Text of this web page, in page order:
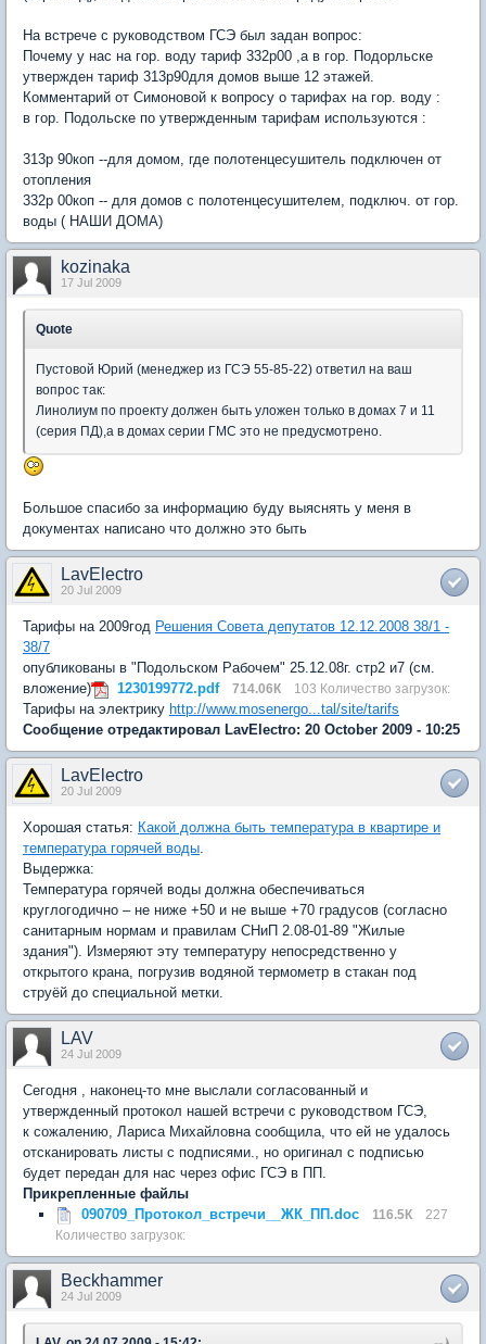
На встрече с руководством ГСЭ был задан вопрос:
Почему у нас на гор. воду тариф 332р00 ,а в гор. Подорльске
утвержден тариф 313р90для домов выше 12 этажей.
Комментарий от Симоновой к вопросу о тарифах на гор. воду :
в гор. Подольске по утвержденным тарифам используются :
313р 90коп --для домом, где полотенцесушитель подключен от
отопления
332р 00коп -- для домов с полотенцесушителем, подключ. от гор.
воды ( НАШИ ДОМА)
kozinaka
17 Jul 2009
Quote
Пустовой Юрий (менеджер из ГСЭ 55-85-22) ответил на ваш
вопрос так:
Линолиум по проекту должен быть уложен только в домах 7 и 11
(серия ПД),а в домах серии ГМС это не предусмотрено.
Большое спасибо за информацию буду выяснять у меня в
документах написано что должно это быть
LavElectro
20 Jul 2009
Тарифы на 2009год Решения Cовета депутатов 12.12.2008 38/1 -
38/7
опубликованы в "Подольском Рабочем" 25.12.08г. стр2 и7 (см.
вложение)
1230199772.pdf 714.06К 103 Количество загрузок:
Тарифы на электрику http://www.mosenergo...tal/site/tarifs
Сообщение отредактировал LavElectro: 20 October 2009 - 10:25
LavElectro
20 Jul 2009
Хорошая статья: Какой должна быть температура в квартире и
температура горячей воды.
Выдержка:
Температура горячей воды должна обеспечиваться
круглогодично – не ниже +50 и не выше +70 градусов (согласно
санитарным нормам и правилам СНиП 2.08-01-89 "Жилые
здания"). Измеряют эту температуру непосредственно у
открытого крана, погрузив водяной термометр в стакан под
струёй до специальной метки.
LAV
24 Jul 2009
Сегодня , наконец-то мне выслали согласованный и
утвержденный протокол нашей встречи с руководством ГСЭ,
к сожалению, Лариса Михайловна сообщила, что ей не удалось
отсканировать листы с подписями., но оригинал с подписью
будет передан для нас через офис ГСЭ в ПП.
Прикрепленные файлы
090709_Протокол_встречи__ЖК_ПП.doc
116.5К
227
Количество загрузок:
Beckhammer
24 Jul 2009